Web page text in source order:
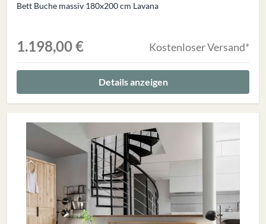
Bett Buche massiv 180x200 cm Lavana
1.198,00 € Kostenloser Versand*
Details anzeigen